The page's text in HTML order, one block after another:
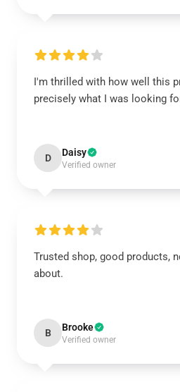
I'm thrilled with how well this
precisely what I was looking
D Daisy
Verified owner
Trusted shop, good products,
about.
B Brooke
Verified owner